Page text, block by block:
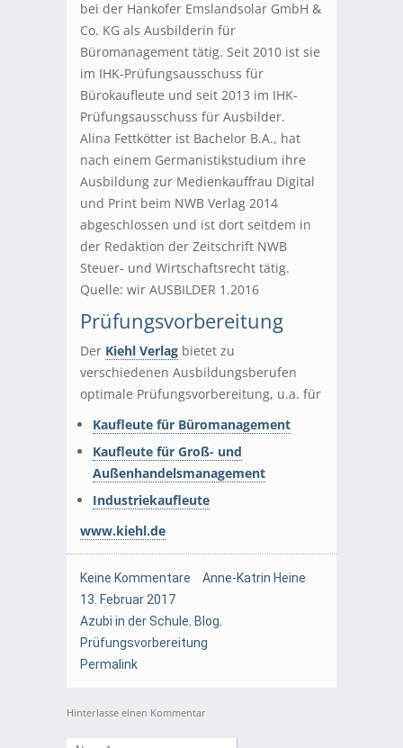
bei der Hankofer Emslandsolar GmbH &
Co. KG als Ausbilderin für
Büromanagement tätig. Seit 2010 ist sie
im IHK-Prüfungsausschuss für
Bürokaufleute und seit 2013 im IHK-
Prüfungsausschuss für Ausbilder.
Alina Fettkötter ist Bachelor B.A., hat
nach einem Germanistikstudium ihre
Ausbildung zur Medienkauffrau Digital
und Print beim NWB Verlag 2014
abgeschlossen und ist dort seitdem in
der Redaktion der Zeitschrift NWB
Steuer- und Wirtschaftsrecht tätig.
Quelle: wir AUSBILDER 1.2016
Prüfungsvorbereitung
Der Kiehl Verlag bietet zu
verschiedenen Ausbildungsberufen
optimale Prüfungsvorbereitung, u.a. für
Kaufleute für Büromanagement
Kaufleute für Groß- und
Außenhandelsmanagement
Industriekaufleute
www.kiehl.de
Keine Kommentare
Anne-Katrin Heine
13. Februar 2017
Azubi in der Schule, Blog,
Prüfungsvorbereitung
Permalink
Hinterlasse einen Kommentar